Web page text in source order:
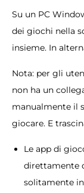
Su un PC
dei giochi nella
insieme. In
Nota: per gli
non ha un
manualmente il
giocare. E
Le app di
direttamente
solitamente